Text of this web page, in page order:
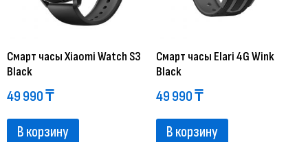
Смарт часы Xiaomi Watch S3
Black
49 990₸
В корзину
Смарт часы Elari 4G Wink
Black
49 990₸
В корзину